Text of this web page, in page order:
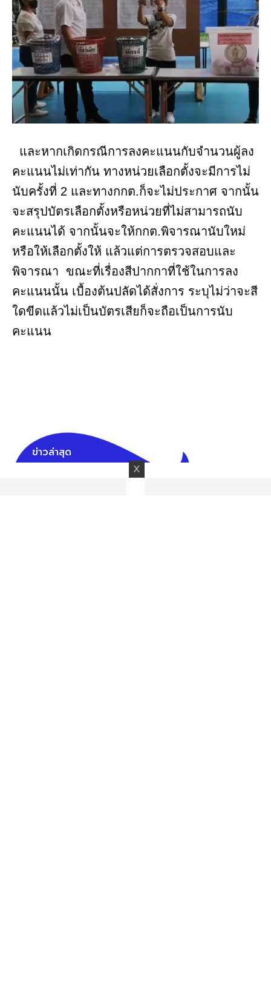
และหากเกิดกรณีการลงคะแนนกับจำนวนผู้ลง
คะแนนไม่เท่ากัน ทางหน่วยเลือกตั้งจะมีการไม่
นับครั้งที่ 2 และทางกกต.ก็จะไม่ประกาศ จากนั้น
จะสรุปบัตรเลือกตั้งหรือหน่วยที่ไม่สามารถนับ
คะแนนได้ จากนั้นจะให้กกต.พิจารณานับใหม่
หรือให้เลือกตั้งให้ แล้วแต่การตรวจสอบและ
พิจารณา ขณะที่เรื่องสีปากกาที่ใช้ในการลง
คะแนนนั้น เบื้องต้นปลัดได้สั่งการ ระบุไม่ว่าจะสี
ใดขีดแล้วไม่เป็นบัตรเสียก็จะถือเป็นการนับ
คะแนน
ข่าวล่าสุด